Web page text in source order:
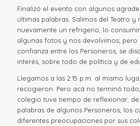
Finalizó el evento con algunos
últimas palabras. Salimos del Teatro y
nuevamente un refrigerio, lo
algunas fotos y nos devolvimos; pero
confianza entre los Personeros, se
interés, sobre todo de política y de
Llegamos a las 2:15 p.m. al mismo
recogieron. Pero acá no terminó
colegio tuve tiempo de reflexionar,
palabras de algunos Personeros, los
diferentes preocupaciones por sus